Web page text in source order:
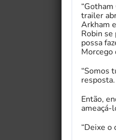
trailer
Arkham
Robin se
possa
Morcego
“Somos
resposta.
Então,
ameaçá-
“Deixe o